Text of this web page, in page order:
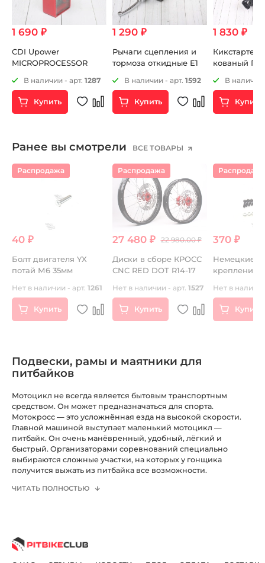
1 690 ₽
CDI Upower
MICROPROCESSOR
В наличии - арт. 1287
Купить
1 290 ₽
Рычаги сцепления и
тормоза откидные Е1
В наличии - арт. 1592
Купить
1 830 ₽
Кикстартер
кованый
В наличии
Купить
Ранее вы смотрели ВСЕ ТОВАРЫ
Распродажа
40 ₽
Болт двигателя YX
потай М6 35мм
Нет в наличии - арт. 1261
Купить
Распродажа
27 480 ₽ 22 980.00 ₽
Диски в сборе КРОСС
СNC RED DOT R14-17
Нет в наличии - арт. 1527
Купить
Распродажа
370 ₽
Немецкие
крепления
резьбы IMG
Нет в
Купить
Подвески, рамы и маятники для
питбайков
Мотоцикл не всегда является бытовым транспортным
средством. Он может предназначаться для спорта.
Мотокросс — это усложнённая езда на высокой скорости.
Главной машиной выступает маленький мотоцикл —
питбайк. Он очень манёвренный, удобный, лёгкий и
быстрый. Организаторами соревнований специально
выбираются сложные участки, на которых у гонщика
получится выжать из питбайка все возможности.
ЧИТАТЬ ПОЛНОСТЬЮ